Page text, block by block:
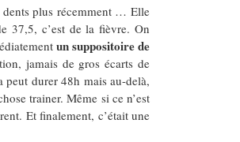
dents plus récemment … Elle
37,5, c’est de la fièvre. On
un suppositoire de
jamais de gros écarts de
durer 48h mais au-delà,
trainer. Même si ce n’est
Et finalement, c’était une